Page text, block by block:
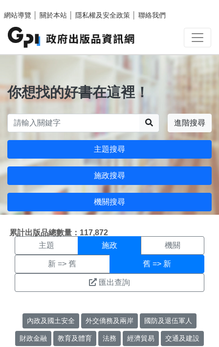
網站導覽
關於本站 隱私權及安全政策 聯絡我們
你想找的好書在這裡！
進階搜尋
主題搜尋
施政搜尋
機關搜尋
累計出版品總數量：117,872
施政搜尋結果頁面
主題 施政 機關
新 => 舊 舊 => 新
匯出查詢
內政及國土安全 外交僑務及兩岸 國防及退伍軍人
財政金融 教育及體育 法務 經濟貿易 交通及建設